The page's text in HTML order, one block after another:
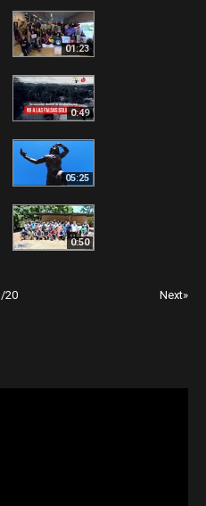
01:23
0:49
05:25
0:50
/20 Next»